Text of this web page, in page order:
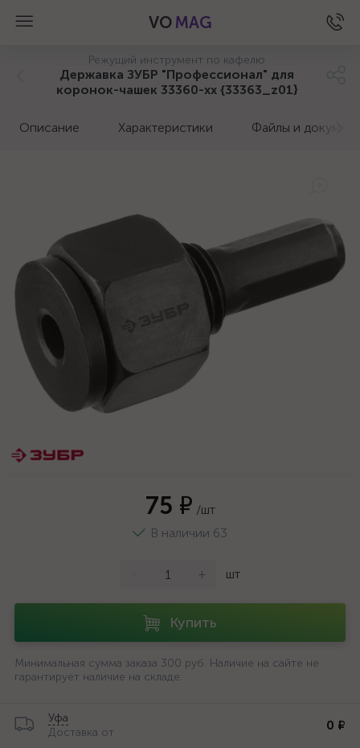
VO MAG
Режущий инструмент по кафелю
Державка ЗУБР "Профессионал" для
коронок-чашек 33360-хх {33363_z01}
Описание Характеристики Файлы и
75 ₽ /шт
В наличии 63
+ шт
Купить
Минимальная сумма заказа 300 руб. Наличие на сайте не
гарантирует наличие на складе.
Уфа
Доставка от
0 ₽